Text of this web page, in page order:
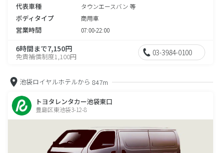
代表車種 タウンエースバン 等
ボディタイプ 商用車
営業時間 07:00-22:00
6時間まで7,150円
免責補償制度1,100円 03-3984-0100
池袋ロイヤルホテルから 847m
トヨタレンタカー池袋東口
豊島区東池袋3-12-8